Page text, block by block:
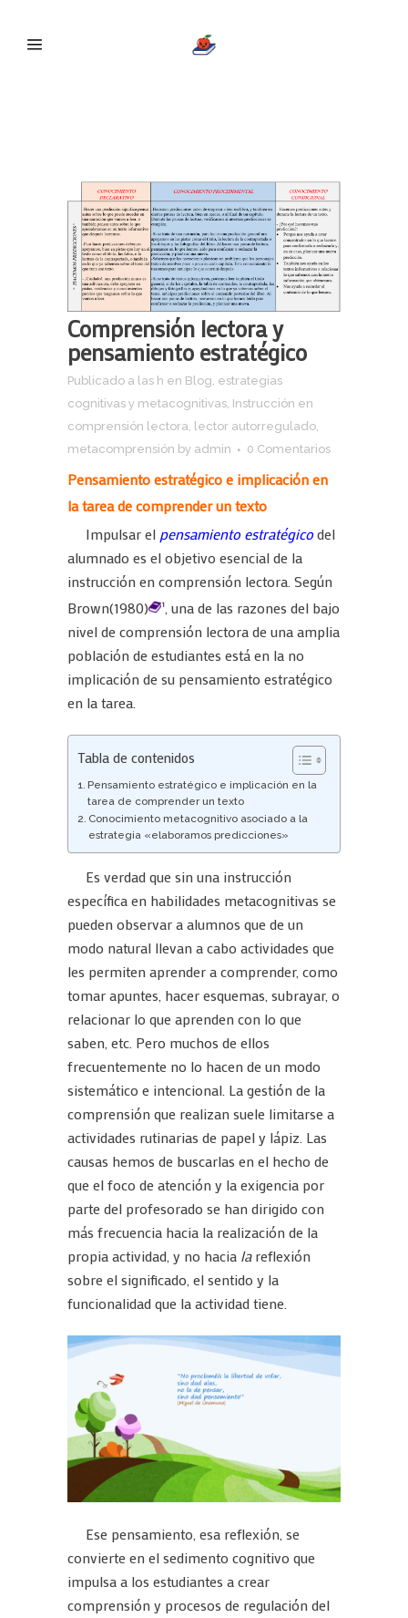
Comprensión lectora y
pensamiento estratégico
Publicado a las h en Blog, estrategias
cognitivas y metacognitivas, Instrucción en
comprensión lectora, lector autorregulado,
metacomprensión by admin 0 Comentarios
Pensamiento estratégico e implicación en
la tarea de comprender un texto
Impulsar el pensamiento estratégicodel
alumnado es el objetivo esencial de la
instrucción en comprensión lectora. Según
Brown(1980)
1
, una de las razones del bajo
nivel de comprensión lectora de una amplia
población de estudiantes está en la no
implicación de su pensamiento estratégico
en la tarea.
Tabla de contenidos
Pensamiento estratégico e implicación en la
tarea de comprender un texto
Conocimiento metacognitivo asociado a la
estrategia «elaboramos predicciones»
Es verdad que sin una instrucción
específica en habilidades metacognitivas se
pueden observar a alumnos que de un
modo natural llevan a cabo actividades que
les permiten aprender a comprender, como
tomar apuntes, hacer esquemas, subrayar, o
relacionar lo que aprenden con lo que
saben, etc. Pero muchos de ellos
frecuentemente no lo hacen de un modo
sistemático e intencional. La gestión de la
comprensión que realizan suele limitarse a
actividades rutinarias de papel y lápiz. Las
causas hemos de buscarlas en el hecho de
que el foco de atención y la exigencia por
parte del profesorado se han dirigido con
más frecuencia hacia la realización de la
propia actividad, y no hacia lareflexión
sobre el significado, el sentido y la
funcionalidad que la actividad tiene.
Ese pensamiento, esa reflexión, se
convierte en el sedimento cognitivo que
impulsa a los estudiantes a crear
comprensión y procesos de regulación del